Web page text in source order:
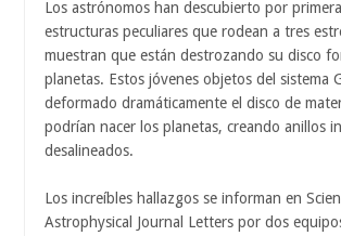
Los astrónomos han descubierto por
estructuras peculiares que rodean a tres
muestran que están destrozando su disco
planetas. Estos jóvenes objetos del sistema
deformado dramáticamente el disco de
podrían nacer los planetas, creando anillos
desalineados.
Los increíbles hallazgos se informan en
Astrophysical Journal Letters por dos